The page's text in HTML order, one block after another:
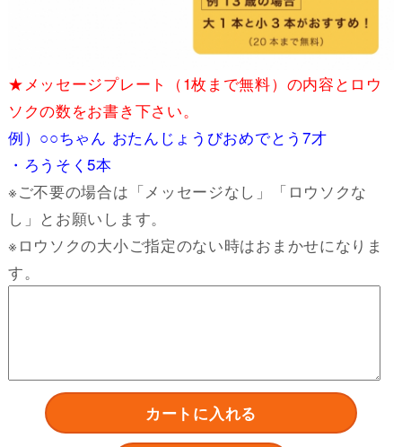
★メッセージプレート（1枚まで無料）の内容とロウ
ソクの数をお書き下さい。
例）○○ちゃん おたんじょうびおめでとう7才
・ろうそく5本
※ご不要の場合は「メッセージなし」「ロウソクな
し」とお願いします。
※ロウソクの大小ご指定のない時はおまかせになりま
す。
カートに入れる